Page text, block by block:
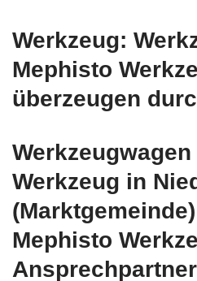
Werkzeug:
Mephisto
überzeugen
Werkzeug in
Mephisto